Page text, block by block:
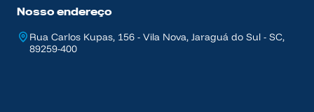
Nosso endereço
Rua Carlos Kupas, 156 - Vila Nova, Jaraguá do Sul - SC,
89259-400